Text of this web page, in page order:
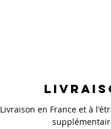
Livraison en France et à